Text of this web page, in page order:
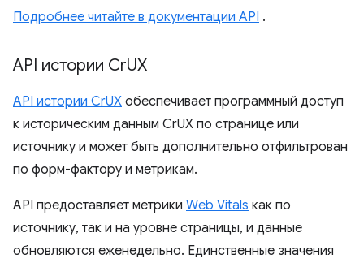
Подробнее читайте в документации API .
API истории CrUX
API истории CrUX обеспечивает программный доступ
к историческим данным CrUX по странице или
источнику и может быть дополнительно отфильтрован
по форм-фактору и метрикам.
API предоставляет метрики Web Vitals как по
источнику, так и на уровне страницы, и данные
обновляются еженедельно. Единственные значения